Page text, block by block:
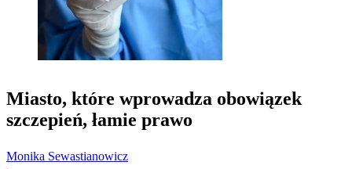
Miasto, które wprowadza obowiązek
szczepień, łamie prawo
Monika Sewastianowicz